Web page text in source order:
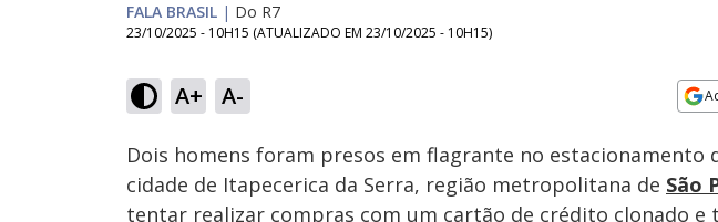
FALA BRASIL | Do R7
23/10/2025 - 10H15 (ATUALIZADO EM 23/10/2025 - 10H15)
A+ A-
Ativar
Som
Dois homens foram presos em flagrante no estacionamento
cidade de Itapecerica da Serra, região metropolitana de São
tentar realizar compras com um cartão de crédito clonado e